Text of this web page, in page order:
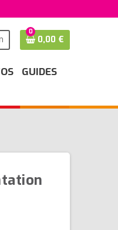
0
0,00 €
GUIDES